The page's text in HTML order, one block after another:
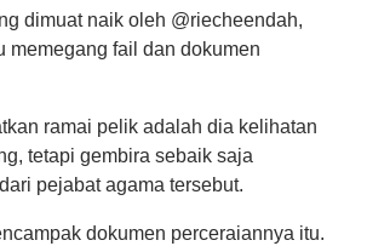
dimuat naik oleh @riecheendah,
memegang fail dan dokumen
ramai pelik adalah dia kelihatan
tetapi gembira sebaik saja
pejabat agama tersebut.
dokumen perceraiannya itu.